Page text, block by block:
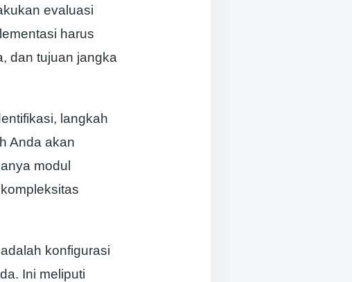
evaluasi
harus
dan tujuan jangka
langkah
Anda akan
modul
konfigurasi
Ini meliputi